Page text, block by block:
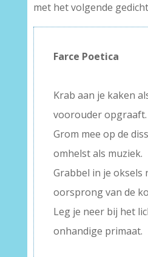
met het volgende
Farce Poetica
Krab aan je kaken
voorouder opgraaft.
Grom mee op de
omhelst als muziek.
Grabbel in je oksels
oorsprong van de
Leg je neer bij het
onhandige primaat.